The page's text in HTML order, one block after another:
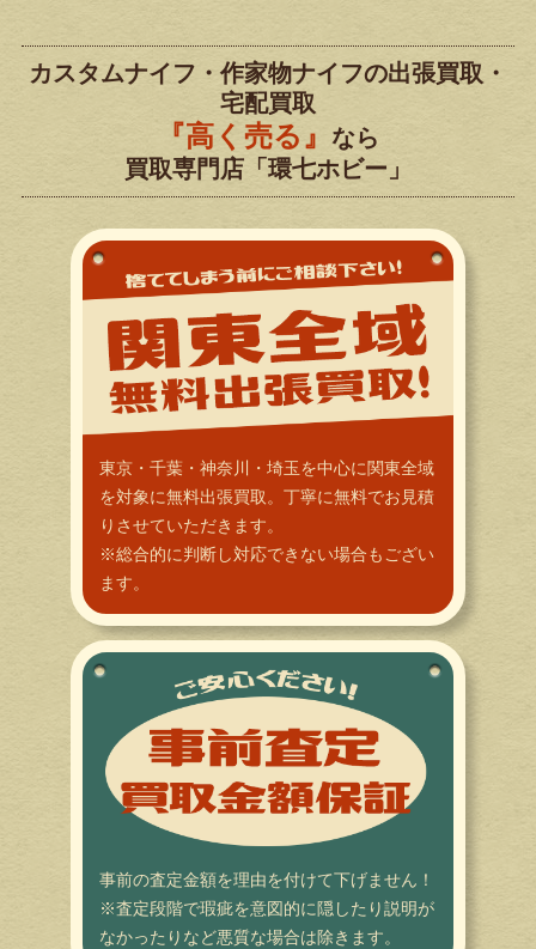
カスタムナイフ・作家物ナイフの出張買取・
宅配買取
『高く売る』 なら
買取専門店「環七ホビー」
東京・千葉・神奈川・埼玉を中心に関東全域
を対象に無料出張買取。丁寧に無料でお見積
りさせていただきます。
※総合的に判断し対応できない場合もござい
ます。
事前の査定金額を理由を付けて下げません！
※査定段階で瑕疵を意図的に隠したり説明が
なかったりなど悪質な場合は除きます。